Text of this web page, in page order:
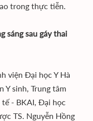
trong thực tiễn.
sáng sau gáy thai
viện Đại học Y Hà
Y sinh, Trung tâm
- BKAI, Đại học
TS. Nguyễn Hồng